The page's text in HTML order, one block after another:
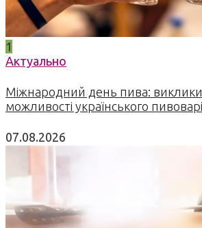
1
Актуально
Міжнародний день пива: виклики
можливості українського
07.08.2026